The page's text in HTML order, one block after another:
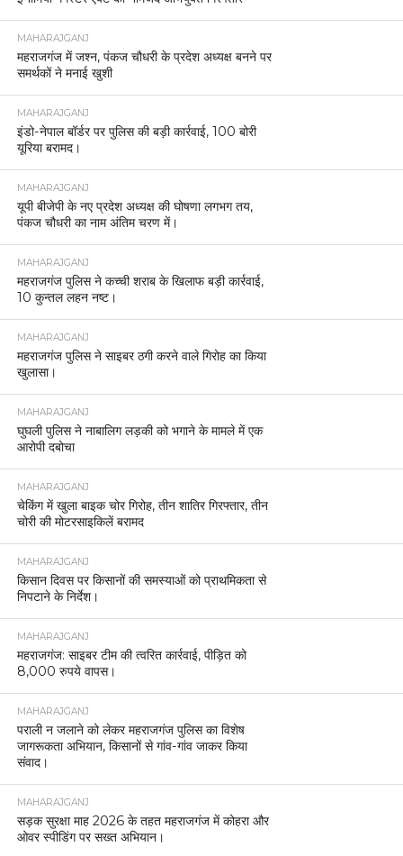
MAHARAJGANJ
महराजगंज में जश्न, पंकज चौधरी के प्रदेश अध्यक्ष बनने पर
समर्थकों ने मनाई खुशी
MAHARAJGANJ
इंडो-नेपाल बॉर्डर पर पुलिस की बड़ी कार्रवाई, 100 बोरी
यूरिया बरामद।
MAHARAJGANJ
यूपी बीजेपी के नए प्रदेश अध्यक्ष की घोषणा लगभग तय,
पंकज चौधरी का नाम अंतिम चरण में।
MAHARAJGANJ
महराजगंज पुलिस ने कच्ची शराब के खिलाफ बड़ी कार्रवाई,
10 कुन्तल लहन नष्ट।
MAHARAJGANJ
महराजगंज पुलिस ने साइबर ठगी करने वाले गिरोह का किया
खुलासा।
MAHARAJGANJ
घुघली पुलिस ने नाबालिग लड़की को भगाने के मामले में एक
आरोपी दबोचा
MAHARAJGANJ
चेकिंग में खुला बाइक चोर गिरोह, तीन शातिर गिरफ्तार, तीन
चोरी की मोटरसाइकिलें बरामद
MAHARAJGANJ
किसान दिवस पर किसानों की समस्याओं को प्राथमिकता से
निपटाने के निर्देश।
MAHARAJGANJ
महराजगंज: साइबर टीम की त्वरित कार्रवाई, पीड़ित को
8,000 रुपये वापस।
MAHARAJGANJ
पराली न जलाने को लेकर महराजगंज पुलिस का विशेष
जागरूकता अभियान, किसानों से गांव-गांव जाकर किया
संवाद।
MAHARAJGANJ
सड़क सुरक्षा माह 2026 के तहत महराजगंज में कोहरा और
ओवर स्पीडिंग पर सख्त अभियान।